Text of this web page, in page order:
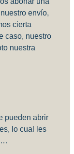
envío,
cierta
caso, nuestro
nuestra
pueden abrir
lo cual les